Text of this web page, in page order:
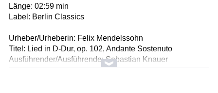
Länge: 02:59 min
Label: Berlin Classics
Urheber/Urheberin: Felix Mendelssohn
Titel: Lied in D-Dur, op. 102, Andante Sostenuto
Ausführender/Ausführende: Sebastian Knauer
Länge: 03:20 min